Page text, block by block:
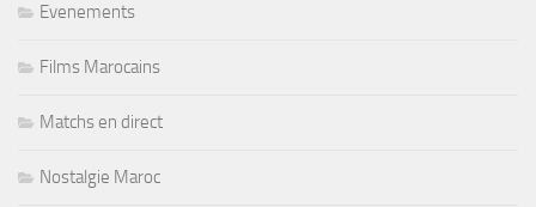
Evenements
Films Marocains
Matchs en direct
Nostalgie Maroc